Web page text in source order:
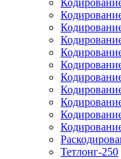
Тетлонг-250